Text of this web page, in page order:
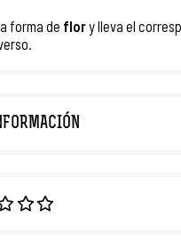
forma de flory lleva el